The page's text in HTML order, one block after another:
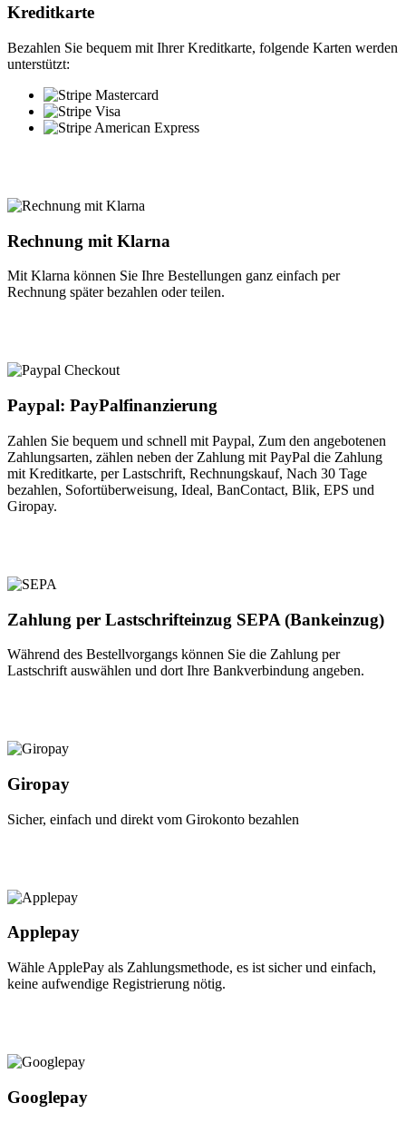
Kreditkarte
Bezahlen Sie bequem mit Ihrer Kreditkarte, folgende Karten werden
unterstützt:
Rechnung mit Klarna
Mit Klarna können Sie Ihre Bestellungen ganz einfach per
Rechnung später bezahlen oder teilen.
Paypal: PayPalfinanzierung
Zahlen Sie bequem und schnell mit Paypal, Zum den angebotenen
Zahlungsarten, zählen neben der Zahlung mit PayPal die Zahlung
mit Kreditkarte, per Lastschrift, Rechnungskauf, Nach 30 Tage
bezahlen, Sofortüberweisung, Ideal, BanContact, Blik, EPS und
Giropay.
Zahlung per Lastschrifteinzug SEPA (Bankeinzug)
Während des Bestellvorgangs können Sie die Zahlung per
Lastschrift auswählen und dort Ihre Bankverbindung angeben.
Giropay
Sicher, einfach und direkt vom Girokonto bezahlen
Applepay
Wähle ApplePay als Zahlungsmethode, es ist sicher und einfach,
keine aufwendige Registrierung nötig.
Googlepay